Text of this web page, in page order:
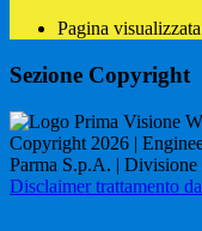
Pagina visualizzata
Sezione Copyright
Copyright 2026 |
Parma S.p.A. |
Disclaimer trattamento